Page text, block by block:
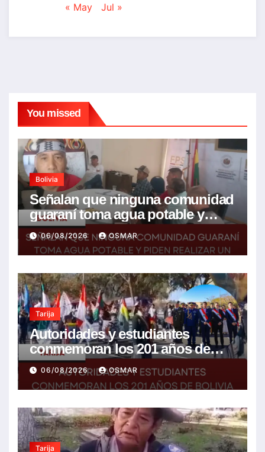
« May Jul »
You missed
Bolivia
Señalan que ninguna comunidad
guaraní toma agua potable y
piden realizar un Foro para
resolver la problemática
06/08/2026 OSMAR
Tarija
Autoridades y estudiantes
conmemoran los 201 años de
Bolivia con la esperanza de un
mejor futuro
06/08/2026 OSMAR
Tarija